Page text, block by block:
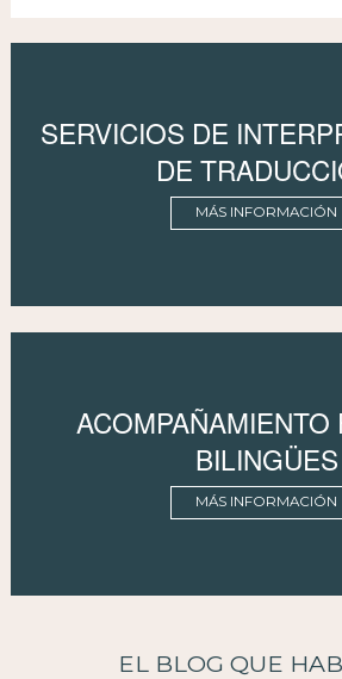
SERVICIOS DE
DE
MÁS INFORMACIÓN
ACOMPAÑAMIENTO
BILINGÜES
MÁS INFORMACIÓN
EL BLOG QUE